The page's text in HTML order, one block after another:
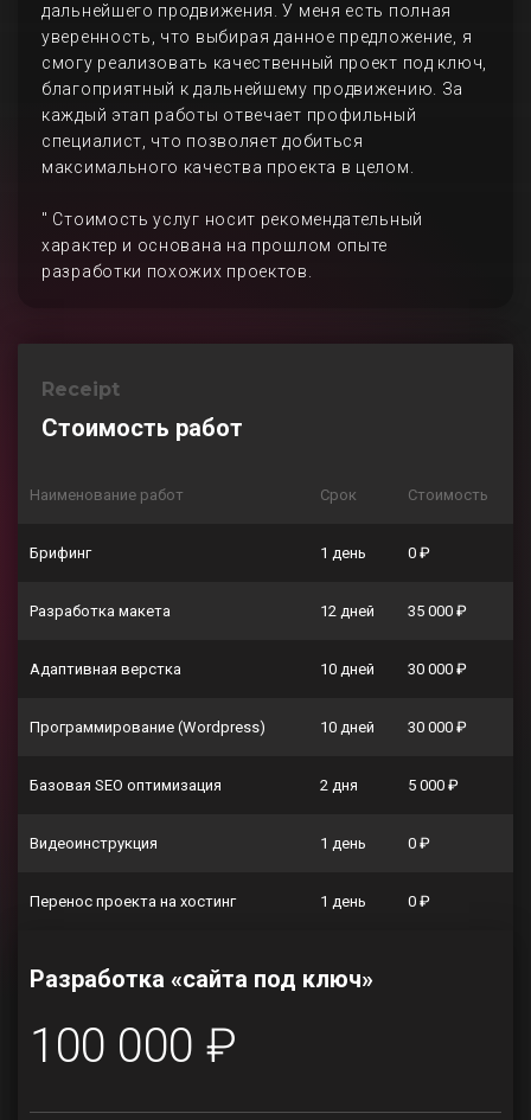
дальнейшего продвижения. У меня есть полная
уверенность, что выбирая данное предложение, я
смогу реализовать качественный проект под ключ,
благоприятный к дальнейшему продвижению. За
каждый этап работы отвечает профильный
специалист, что позволяет добиться
максимального качества проекта в целом.
" Стоимость услуг носит рекомендательный
характер и основана на прошлом опыте
разработки похожих проектов.
Receipt
Стоимость работ
Наименование работ Срок Стоимость
Брифинг 1 день 0 ₽
Разработка макета 12 дней 35 000 ₽
Адаптивная верстка 10 дней 30 000 ₽
Программирование (Wordpress) 10 дней 30 000 ₽
Базовая SEO оптимизация 2 дня 5 000 ₽
Видеоинструкция 1 день 0 ₽
Перенос проекта на хостинг 1 день 0 ₽
Разработка «сайта под ключ»
100 000 ₽